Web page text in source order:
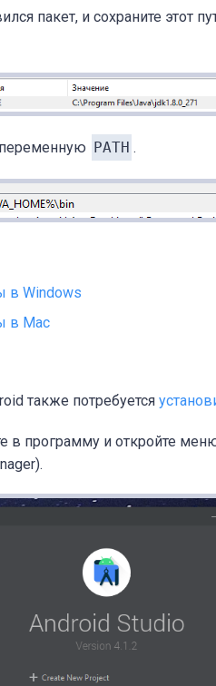
пакет, и сохраните этот
PATH .
в Windows
в Mac
также потребуется
в программу и откройте